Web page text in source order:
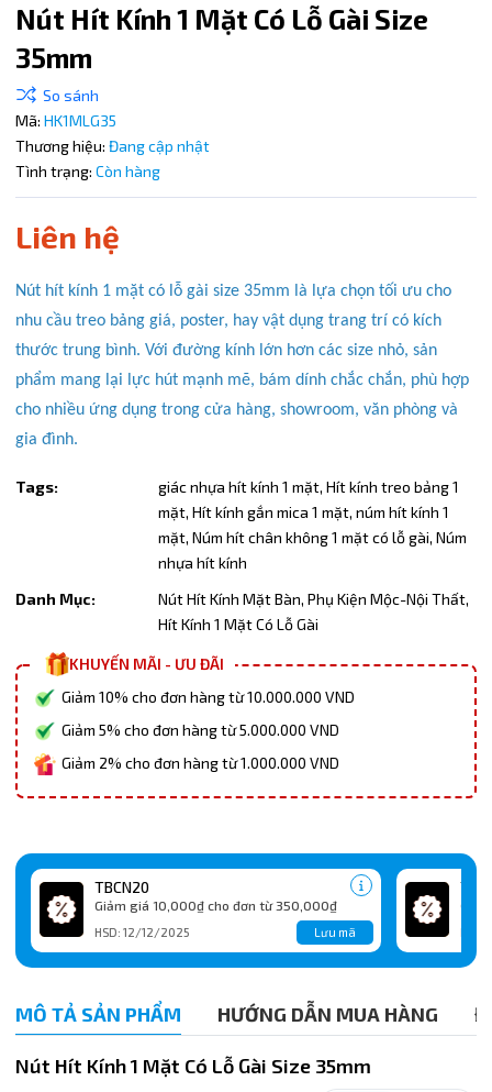
Nút Hít Kính 1 Mặt Có Lỗ Gài Size
35mm
Mã: HK1MLG35
Thương hiệu: Đang cập nhật
Tình trạng: Còn hàng
Liên hệ
Nút hít kính 1 mặt có lỗ gài size 35mm là lựa chọn tối ưu cho
nhu cầu treo bảng giá, poster, hay vật dụng trang trí có kích
thước trung bình. Với đường kính lớn hơn các size nhỏ, sản
phẩm mang lại lực hút mạnh mẽ, bám dính chắc chắn, phù hợp
cho nhiều ứng dụng trong cửa hàng, showroom, văn phòng và
gia đình.
Tags: giác nhựa hít kính 1 mặt, Hít kính treo bảng 1
mặt, Hít kính gắn mica 1 mặt, núm hít kính 1
mặt, Núm hít chân không 1 mặt có lỗ gài, Núm
nhựa hít kính
Danh Mục:
Nút Hít Kính Mặt Bàn, Phụ Kiện Mộc-Nội Thất,
Hít Kính 1 Mặt Có Lỗ Gài
KHUYẾN MÃI - ƯU ĐÃI
Giảm 10% cho đơn hàng từ 10.000.000 VND
Giảm 5% cho đơn hàng từ 5.000.000 VND
Giảm 2% cho đơn hàng từ 1.000.000 VND
TBCN20
Giảm giá 10,000₫ cho đơn từ 350,000₫
HSD: 12/12/2025 Lưu mã
Mã giảm giá:
Ngày hết hạn:
Điều kiện:
MÔ TẢ SẢN PHẨM HƯỚNG DẪN MUA HÀNG
Nút Hít Kính 1 Mặt Có Lỗ Gài Size 35mm